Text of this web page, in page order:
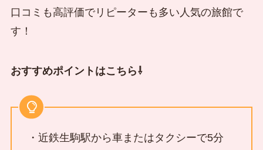
口コミも高評価でリピーターも多い人気の旅館で
す！
おすすめポイントはこちら⇩
・近鉄生駒駅から車またはタクシーで5分